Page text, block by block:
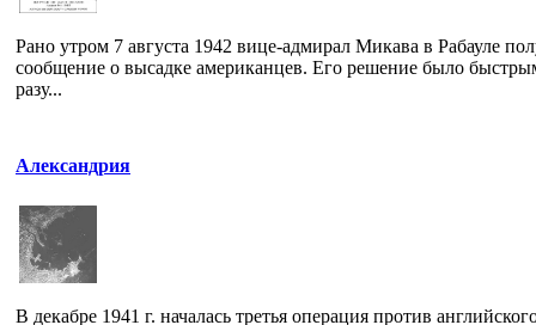
Рано утром 7 августа 1942 вице-адмирал Микава в Рабауле
сообщение о высадке американцев. Его решение было
разу...
Александрия
В декабре 1941 г. началась третья операция против